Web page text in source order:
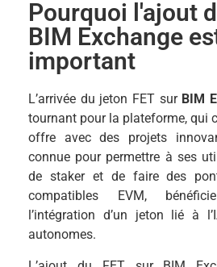
Pourquoi l'ajout
BIM Exchange
important
L’arrivée du jeton FET sur BIM
tournant pour la plateforme, qui
offre avec des projets
connue pour permettre à ses
de staker et de faire des
compatibles EVM,
l’intégration d’un jeton lié à
autonomes.